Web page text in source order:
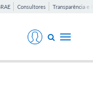
Consultores Transparência e
Toggle